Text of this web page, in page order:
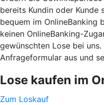
bereits Kundin oder Kunde
bequem im OnlineBanking
keinen OnlineBanking-
gewünschten Lose bei
Anfrageformular aus und
Lose kaufen im
Zum Loskauf